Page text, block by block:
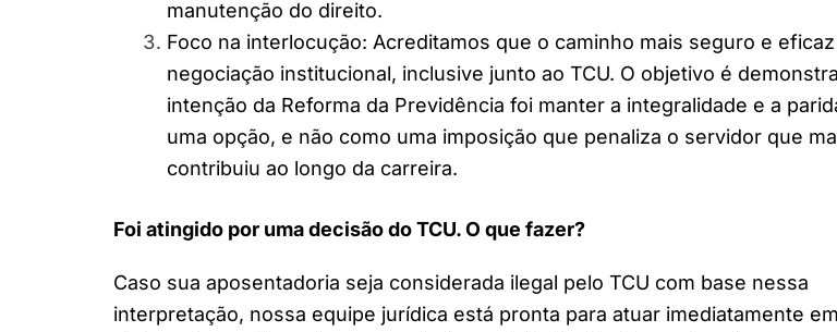
manutenção do direito.
Foco na interlocução: Acreditamos que o caminho mais seguro e
negociação institucional, inclusive junto ao TCU. O objetivo é
intenção da Reforma da Previdência foi manter a integralidade e a
uma opção, e não como uma imposição que penaliza o servidor que
contribuiu ao longo da carreira.
Foi atingido por uma decisão do TCU. O que fazer?
Caso sua aposentadoria seja considerada ilegal pelo TCU com base nessa
interpretação, nossa equipe jurídica está pronta para atuar imediatamente